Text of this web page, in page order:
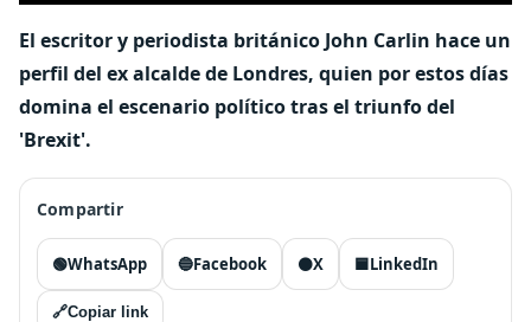
El escritor y periodista británico John Carlin hace un
perfil del ex alcalde de Londres, quien por estos días
domina el escenario político tras el triunfo del
'Brexit'.
Compartir
🟢WhatsApp 🔵Facebook ⚫X 🟦LinkedIn
🔗Copiar link